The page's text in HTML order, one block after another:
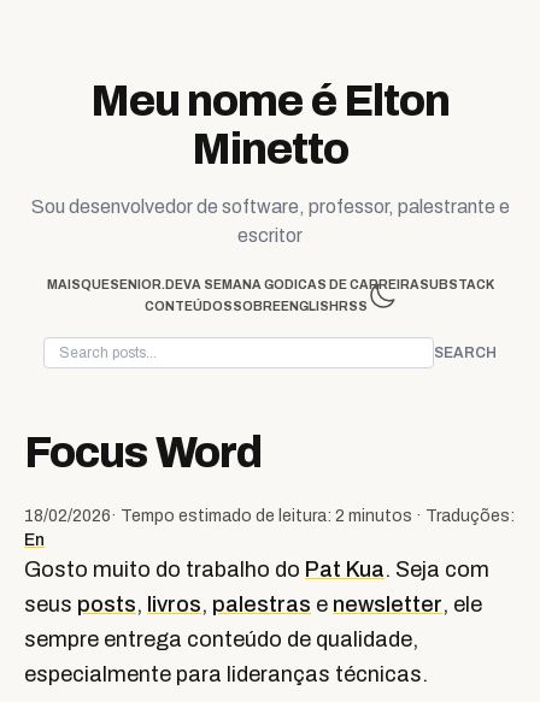
Meu nome é Elton
Minetto
Sou desenvolvedor de software, professor, palestrante e
escritor
MAISQUESENIOR.DEVA SEMANA GO DICAS DE CARREIRASUBSTACK
CONTEÚDOSSOBREENGLISH RSS
SEARCH
Focus Word
18/02/2026· Tempo estimado de leitura: 2 minutos · Traduções:
En
Gosto muito do trabalho do Pat Kua. Seja com
seus posts, livros, palestras e newsletter, ele
sempre entrega conteúdo de qualidade,
especialmente para lideranças técnicas.